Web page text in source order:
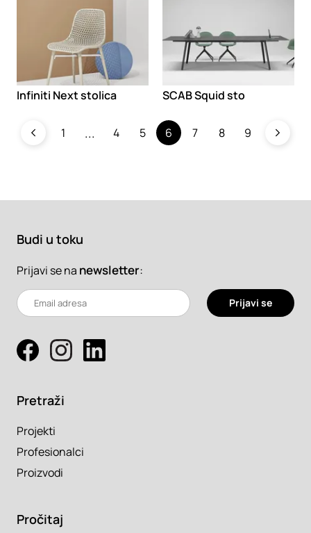
Infiniti Next stolica SCAB Squid sto
1 4 5 6 7 8 9
Budi u toku
Prijavi se na newsletter:
Prijavi se
Pretraži
Projekti
Profesionalci
Proizvodi
Pročitaj